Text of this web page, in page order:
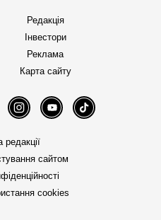
Редакція
Інвестори
Реклама
Карта сайту
InstagramYouTube TikTok
редакції
сайтом
cookies